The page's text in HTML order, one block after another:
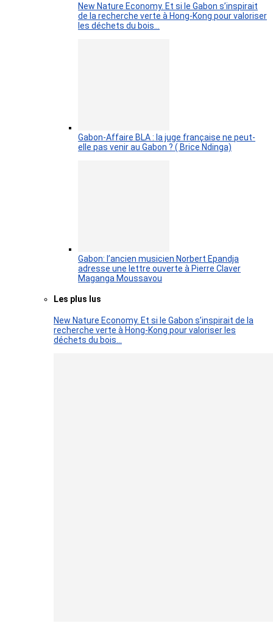
New Nature Economy. Et si le Gabon s’inspirait
de la recherche verte à Hong-Kong pour valoriser
les déchets du bois…
Gabon-Affaire BLA : la juge française ne peut-
elle pas venir au Gabon ? ( Brice Ndinga)
Gabon: l’ancien musicien Norbert Epandja
adresse une lettre ouverte à Pierre Claver
Maganga Moussavou
Les plus lus
New Nature Economy. Et si le Gabon s’inspirait de la
recherche verte à Hong-Kong pour valoriser les
déchets du bois…